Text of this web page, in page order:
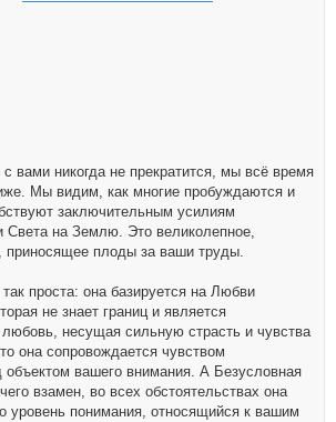
вами никогда не прекратится, мы всё время
Мы видим, как многие пробуждаются и
заключительным усилиям
Света на Землю. Это великолепное,
приносящее плоды за ваши труды.
проста: она базируется на Любви
не знает границ и является
несущая сильную страсть и чувства
она сопровождается чувством
объектом вашего внимания. А Безусловная
взамен, во всех обстоятельствах она
уровень понимания, относящийся к вашим